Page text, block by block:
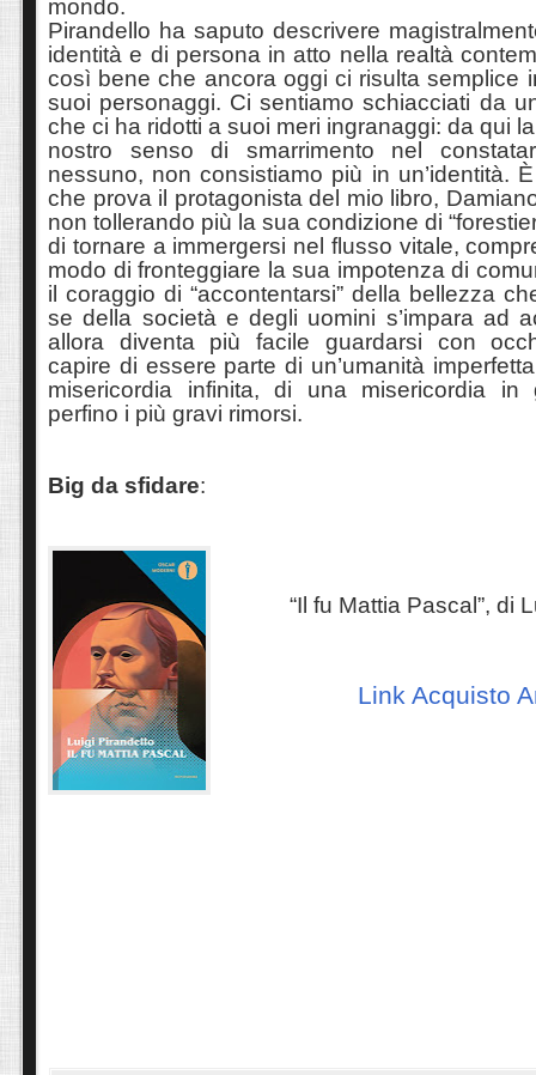
mondo.
Pirandello ha saputo descrivere
identità e di persona in atto nella realtà
così bene che ancora oggi ci risulta semplice
suoi personaggi. Ci sentiamo schiacciati da
che ci ha ridotti a suoi meri ingranaggi: da qui
nostro senso di smarrimento nel
nessuno, non consistiamo più in un’identità.
che prova il protagonista del mio libro,
non tollerando più la sua condizione di
di tornare a immergersi nel flusso vitale,
modo di fronteggiare la sua impotenza di
il coraggio di “accontentarsi” della bellezza
se della società e degli uomini s’impara ad
allora diventa più facile guardarsi con
capire di essere parte di un’umanità
misericordia infinita, di una misericordia in
perfino i più gravi rimorsi.
Big da sfidare:
“Il fu Mattia Pascal”, di
Link Acquisto